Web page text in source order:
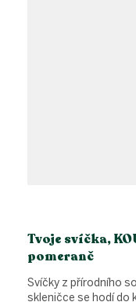
Tvoje svíčka,
pomeranč
Svíčky z přírodního
skleničce se hodí do